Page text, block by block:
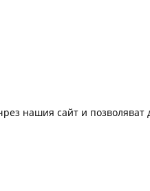
нашия сайт и